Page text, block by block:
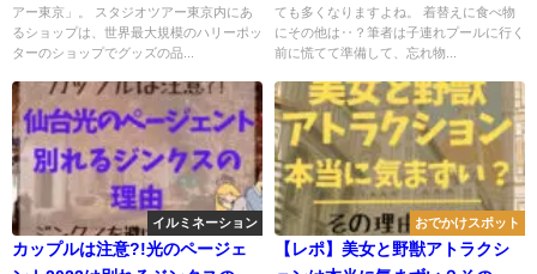
アー東京」。 スタジオツアー東京内にあ
るショップは、世界最大規模のハリーポッ
ターのショップでグッズの品...
ても多くなりますよね。 着替えに食べ物
にその他は‥？筆者は子連れプールに行く
前に慌てて準備して、忘れ物...
イルミネーション
カップルは注意?!光のページェ
おでかけスポット
【レポ】美女と野獣アトラクシ